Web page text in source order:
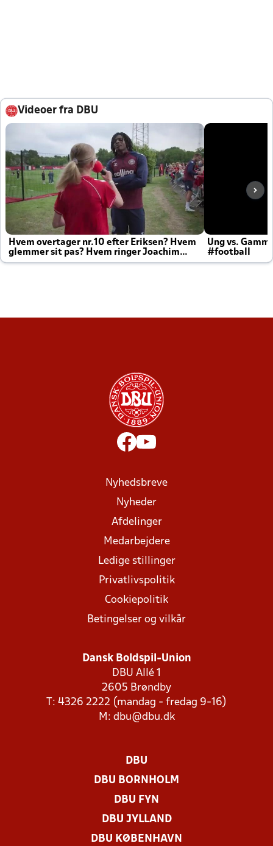
Videoer fra DBU
Hvem overtager nr.10 efter Eriksen? Hvem
glemmer sit pas? Hvem ringer Joachim
altid til efter kampe?
Ung vs.
#football
Nyhedsbreve
Nyheder
Afdelinger
Medarbejdere
Ledige stillinger
Privatlivspolitik
Cookiepolitik
Betingelser og vilkår
Dansk Boldspil-Union
DBU Allé 1
2605 Brøndby
T: 4326 2222 (mandag - fredag 9-16)
M: dbu@dbu.dk
DBU
DBU BORNHOLM
DBU FYN
DBU JYLLAND
DBU KØBENHAVN